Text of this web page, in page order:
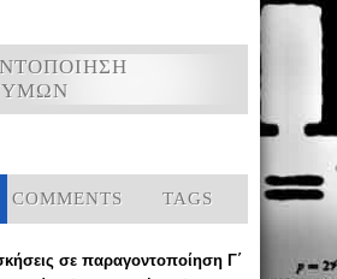
COMMENTS TAGS
σε παραγοντοποίηση Γ΄